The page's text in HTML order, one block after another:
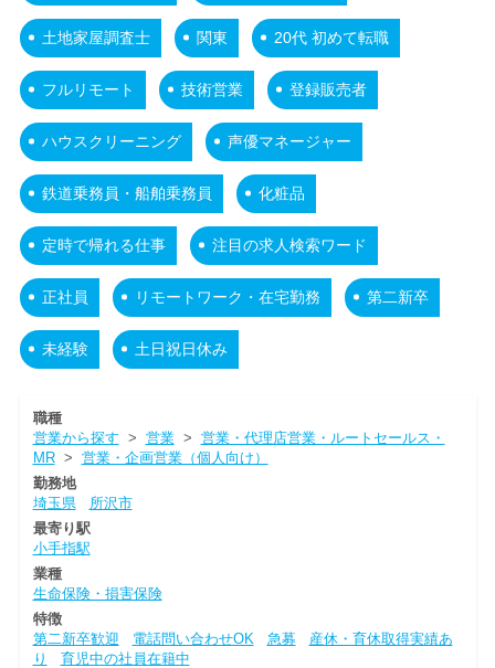
土地家屋調査士 関東 20代 初めて転職
フルリモート 技術営業 登録販売者
ハウスクリーニング 声優マネージャー
鉄道乗務員・船舶乗務員 化粧品
定時で帰れる仕事 注目の求人検索ワード
正社員 リモートワーク・在宅勤務 第二新卒
未経験 土日祝日休み
職種
営業から探す > 営業> 営業・代理店営業・ルートセールス・
MR> 営業・企画営業（個人向け）
勤務地
埼玉県
所沢市
最寄り駅
小手指駅
業種
生命保険・損害保険
特徴
第二新卒歓迎
電話問い合わせOK 急募
産休・育休取得実績あ
り
育児中の社員在籍中